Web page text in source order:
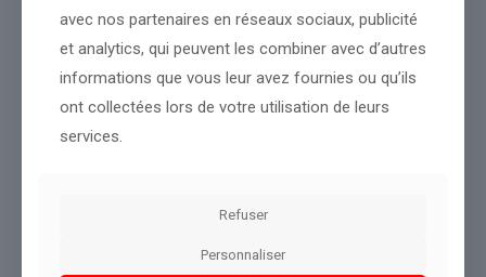
avec nos partenaires en réseaux sociaux, publicité
et analytics, qui peuvent les combiner avec d’autres
informations que vous leur avez fournies ou qu’ils
ont collectées lors de votre utilisation de leurs
services.
Refuser
Personnaliser